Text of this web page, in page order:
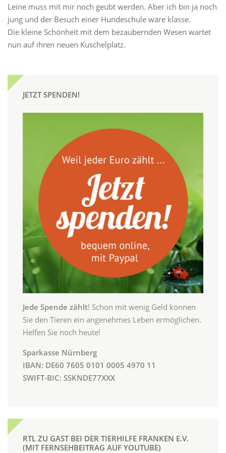
Leine muss mit mir noch geübt werden. Aber ich bin ja noch
jung und der Besuch einer Hundeschule wäre klasse.
Die kleine Schönheit mit dem bezaubernden Wesen wartet
nun auf ihren neuen Kuschelplatz.
JETZT SPENDEN!
Jede Spende zählt! Schon mit wenig Geld können
Sie den Tieren ein angenehmes Leben ermöglichen.
Helfen Sie noch heute!
Sparkasse Nürnberg
IBAN: DE60 7605 0101 0005 4970 11
SWIFT-BIC: SSKNDE77XXX
RTL ZU GAST BEI DER TIERHILFE FRANKEN E.V.
(MIT FERNSEHBEITRAG AUF YOUTUBE)